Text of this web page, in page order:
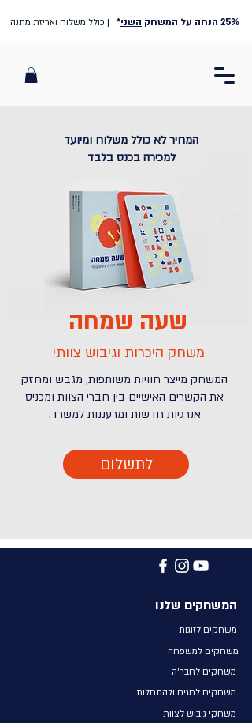
25% הנחה על המשחק השני* | כולל משלוח ואריזת מתנה
שעה שמחה
המחיר לא כולל משלוח ומיועד
למכירה בכנס בלבד
משחק היכרות וגיבוש צוותי
המשחק מייצר חוויות משותפות, מגבש ומחזק
את הקשרים האישיים בין חברי הצוות ומכניס
אנרגיות חדשות ומרעננות למשרד.
לתשלום
המשחקים שלנו
משחקים לזוגות
משחקים למשפחה
משחקים לחבר׳ה
משחקים לחגים ולהתחלות
משחקי גיבוש לצוות